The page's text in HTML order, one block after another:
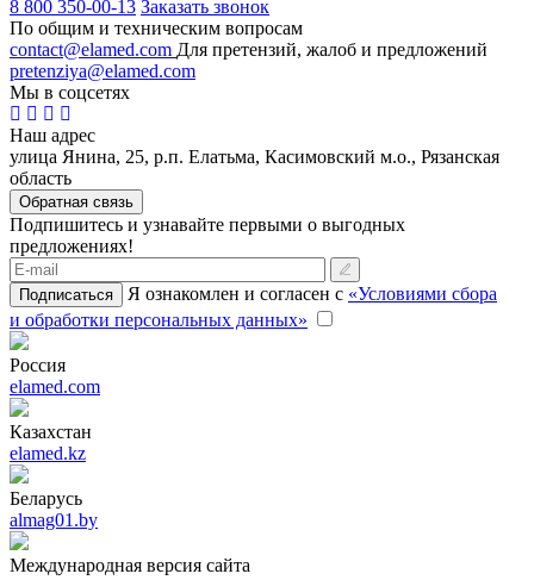
8 800 350-00-13 Заказать звонок
По общим и техническим вопросам
contact@elamed.com Для претензий, жалоб и предложений
pretenziya@elamed.com
Мы в соцсетях
Наш адрес
улица Янина, 25, р.п. Елатьма, Касимовский м.о., Рязанская
область
Обратная связь
Подпишитесь и узнавайте первыми о выгодных
предложениях!
Подписаться Я ознакомлен и согласен с «Условиями сбора
и обработки персональных данных»
Россия
elamed.com
Казахстан
elamed.kz
Беларусь
almag01.by
Международная версия сайта